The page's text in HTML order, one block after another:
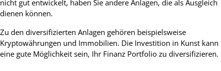
nicht gut entwickelt, haben Sie andere Anlagen, die als Ausgleich
dienen können.
Zu den diversifizierten Anlagen gehören beispielsweise
Kryptowährungen und Immobilien. Die Investition in Kunst kann
eine gute Möglichkeit sein, Ihr Finanz Portfolio zu diversifizieren.